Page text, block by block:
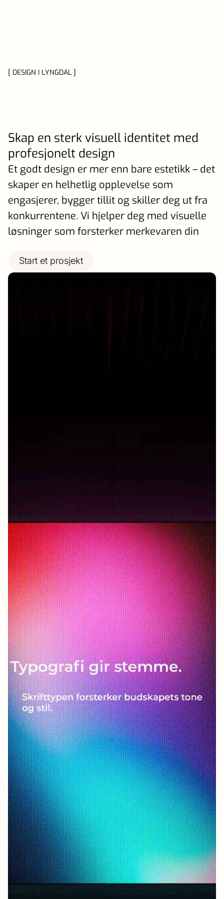
[ DESIGN I LYNGDAL ]
Skap en sterk visuell identitet med
profesjonelt design
Et godt design er mer enn bare estetikk – det
skaper en helhetlig opplevelse som
engasjerer, bygger tillit og skiller deg ut fra
konkurrentene. Vi hjelper deg med visuelle
løsninger som forsterker merkevaren din
Start et prosjekt